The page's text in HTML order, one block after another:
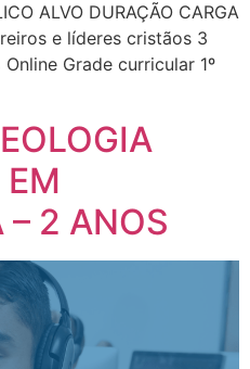
ALVO DURAÇÃO CARGA
e líderes cristãos 3
Grade curricular 1º
– 2 ANOS